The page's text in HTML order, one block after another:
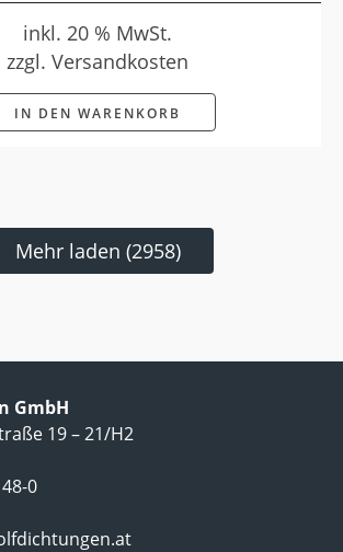
inkl. 20 % MwSt.
zzgl. Versandkosten
IN DEN WARENKORB
Mehr laden (2958)
GmbH
19 – 21/H2
0